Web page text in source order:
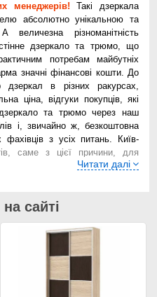
менеджерів! Такі дзеркала
абсолютно унікальною та
різноманітність
дзеркало та трюмо, що
потребам майбутніх
значні фінансові кошти. До
в різних ракурсах,
ціна, відгуки покупців, які
та трюмо через наш
і, звичайно ж, безкоштовна
фахівців з усіх питань. Київ-
саме з цієї причини, для
дзеркало та трюмо від Київ-
недорого через офіційний
та якістю виробництва меблів
якості:
від Київ-Меблі™, це висока
обладнаній сучасними
Читати далі
сайті